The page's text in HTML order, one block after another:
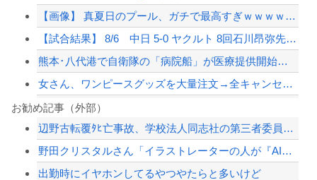
【画像】 真夏日のプール、ガチで最高すぎｗｗｗｗｗｗｗｗｗｗ
【試合結果】 8/6 中日 5-0 ヤクルト 8回石川昂弥先制タイムリー！このカ...
熊本･八代港で自衛隊の「病院船」が医療提供開始、診察と薬剤処方…被災者向け大浴場...
女さん、ワンピースグッズを大量注文→全キャンセルで逮捕ｗｗｗ
【草】アル中「水飲みたくない！」 グラス「はい転倒」
【悲報】専門家「日本車はダサい、見てて恥ずかしい」
お勧め記事（外部）
辺野古転覆ﾀﾋ亡事故、学校法人同志社の第三者委員会が調査報告書を公表 … 安全配...
野田クリスタルさん「イラストレーターの人が『AIに仕事を奪われる』って言ってるけ...
出勤時にイヤホンしてるやつやたらと多いけど